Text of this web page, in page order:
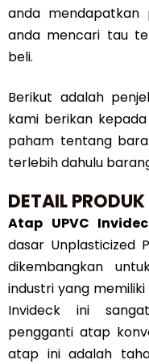
anda
anda mencari tau
beli.
Berikut adalah
kami berikan
paham tentang
terlebih dahulu
DETAIL
Atap UPVC
dasar Unplasticized
dikembangkan
industri yang memiliki
Invideck ini
pengganti atap
atap ini adalah